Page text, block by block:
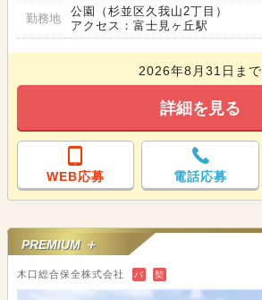
勤務地
公園（杉並区久我山2丁目）
アクセス：富士見ヶ丘駅
2026年8月31日まで
詳細を見る
WEB応募 電話応募
PREMIUM ＋
木口総合保全株式会社 バ 契